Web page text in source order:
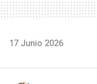
17 Junio 2026